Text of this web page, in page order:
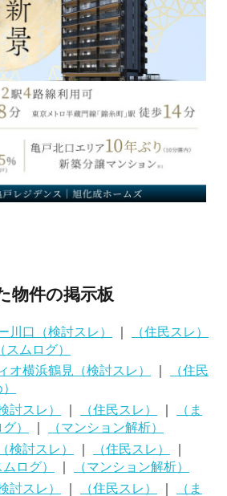
物件の掲示板
川口（検討スレ） ｜
（住民スレ）
（スムログ）
オ横浜鶴見（検討スレ）
（住民
討スレ）
｜ （住民スレ） ｜
（ま
） ｜
（マンション解析）
検討スレ）
｜ （住民スレ）
｜
ムログ） ｜
（マンション解析）
討スレ）
｜ （住民スレ） ｜
（ま